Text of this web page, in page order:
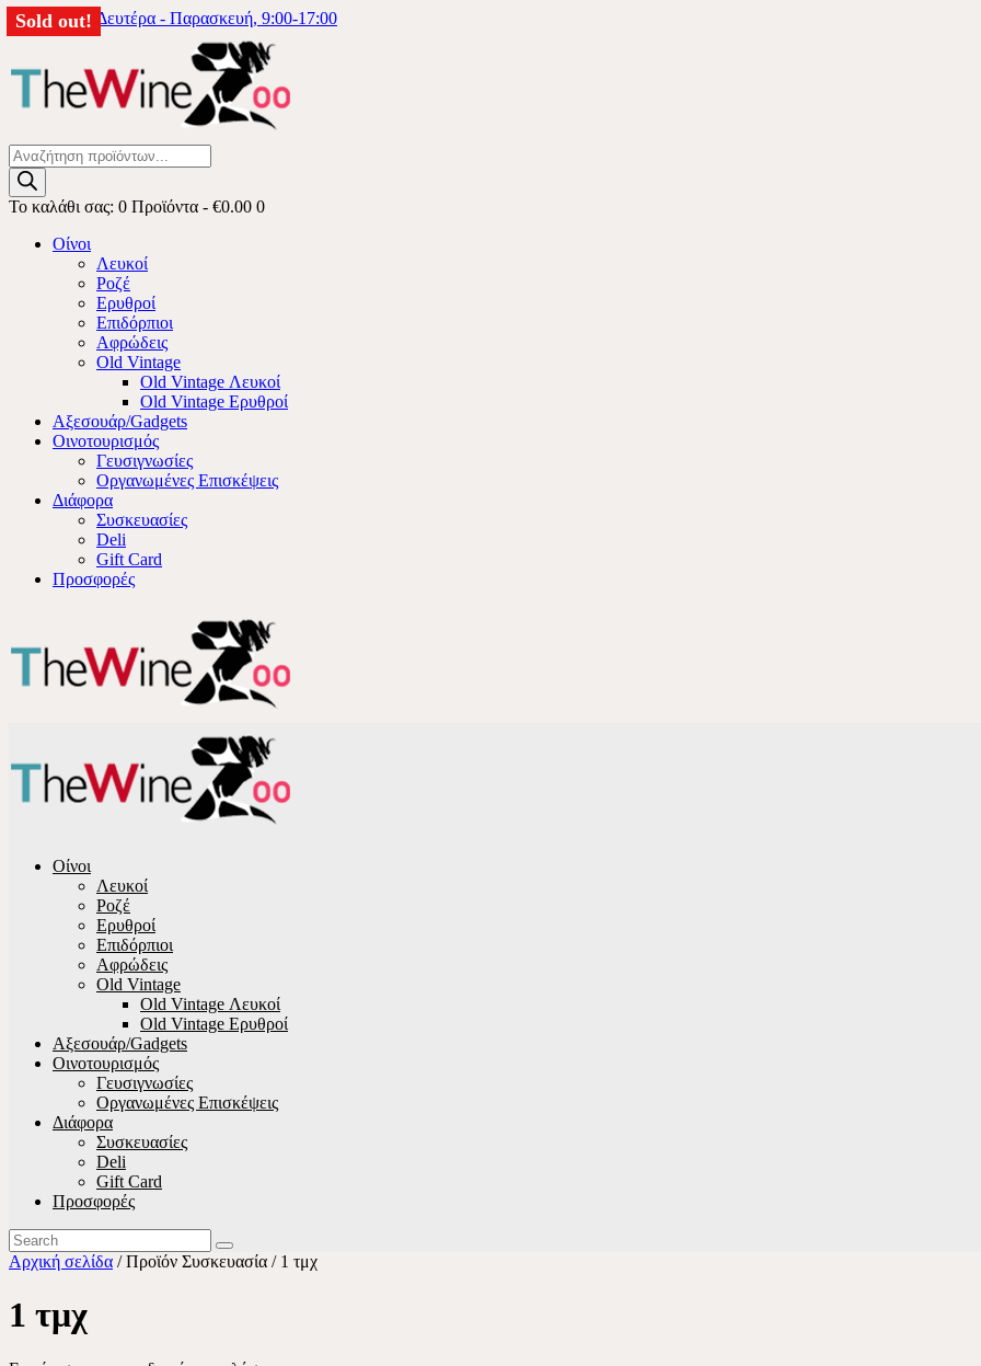
6976333740 Δευτέρα - Παρασκευή, 9:00-17:00
Products
search
Το καλάθι σας: 0 Προϊόντα - €0.00 0
Οίνοι
Λευκοί
Ροζέ
Ερυθροί
Επιδόρπιοι
Αφρώδεις
Old Vintage
Old Vintage Λευκοί
Old Vintage Ερυθροί
Αξεσουάρ/Gadgets
Οινοτουρισμός
Γευσιγνωσίες
Οργανωμένες Επισκέψεις
Διάφορα
Συσκευασίες
Deli
Gift Card
Προσφορές
Οίνοι
Λευκοί
Ροζέ
Ερυθροί
Επιδόρπιοι
Αφρώδεις
Old Vintage
Old Vintage Λευκοί
Old Vintage Ερυθροί
Αξεσουάρ/Gadgets
Οινοτουρισμός
Γευσιγνωσίες
Οργανωμένες Επισκέψεις
Διάφορα
Συσκευασίες
Deli
Gift Card
Προσφορές
Αρχική σελίδα / Προϊόν Συσκευασία / 1 τμχ
1 τμχ
Sold out!